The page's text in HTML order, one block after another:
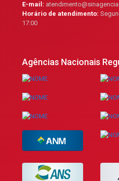
E-mail:
Horário de atendimento:
17:00
Agências Nacionais